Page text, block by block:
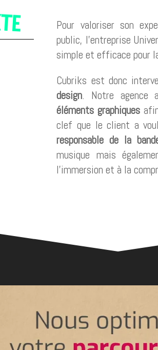
Pour valoriser son
public, l’entreprise
simple et efficace pour
Cubriks est donc
design. Notre agence
éléments graphiques
clef que le client a
responsable de la
musique mais
l’immersion et à la